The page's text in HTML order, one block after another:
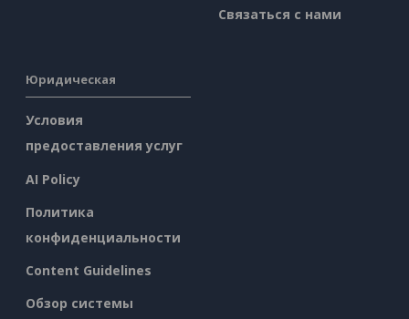
Связаться с нами
Юридическая
Условия
предоставления услуг
AI Policy
Политика
конфиденциальности
Content Guidelines
Обзор системы